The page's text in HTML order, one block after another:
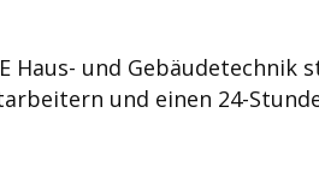
Haus- und
und einen 24-